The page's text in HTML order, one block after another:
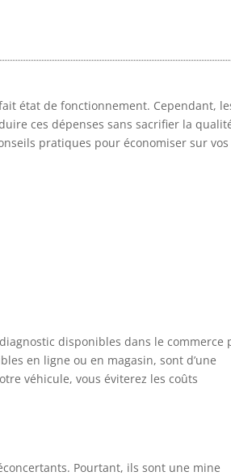
état de fonctionnement. Cependant,
ces dépenses sans sacrifier la
pratiques pour économiser sur vos
disponibles dans le commerce
en ligne ou en magasin, sont d’une
véhicule, vous éviterez les coûts
Pourtant, ils sont une mine